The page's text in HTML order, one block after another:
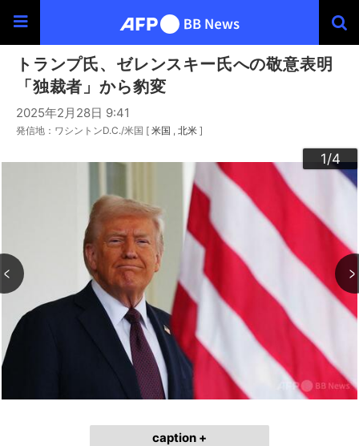
トランプ氏、ゼレンスキー氏への敬意表明
「独裁者」から豹変
2025年2月28日 9:41
発信地：ワシントンD.C./米国 [ 米国 北米 ]
1/4
2/4
3/4
4/4
caption +